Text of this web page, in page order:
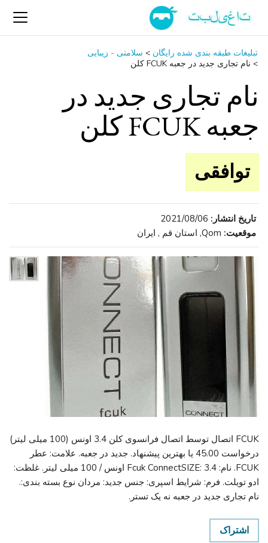
تبلیغات طبقه بندی شده رایگان > سلامتی - زیبایی
> نام تجاری جدید در جعبه FCUK کلن
نام تجاری جدید در
جعبه FCUK کلن
توافقی
تاریخ انتشار: 2021/08/06
موقعیت: Qom, استان قم , ایران
FCUK اتصال توسط اتصال فرانسوی کلن 3.4 اونس (100 میلی لیتر)
درخواست 45.00 یا بهترین پیشنهاد. جدید در جعبه. علامت: عطر
FCUK. نام: Fcuk ConnectSIZE: 3.4 اونس / 100 میلی لیتر. غلظت:
ادو تویلت. فرم: شرایط اسپری: جنس جدید: مردان نوع بسته بندی:.
نام تجاری جدید در جعبه نه یک تستر.
اشتراک